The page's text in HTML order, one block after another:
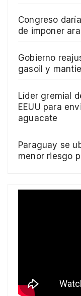
Congreso
de imponer
Gobierno
gasoil y
Líder gremial
EEUU para
aguacate
Paraguay se
menor riesgo